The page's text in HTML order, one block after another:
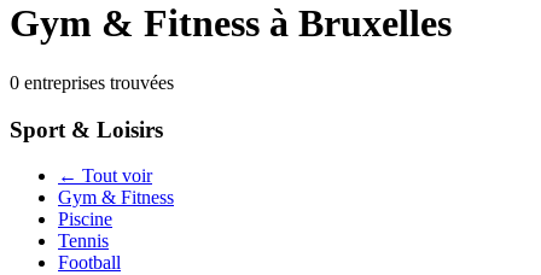
Gym & Fitness à Bruxelles
0 entreprises trouvées
Sport & Loisirs
← Tout voir
Gym & Fitness
Piscine
Tennis
Football